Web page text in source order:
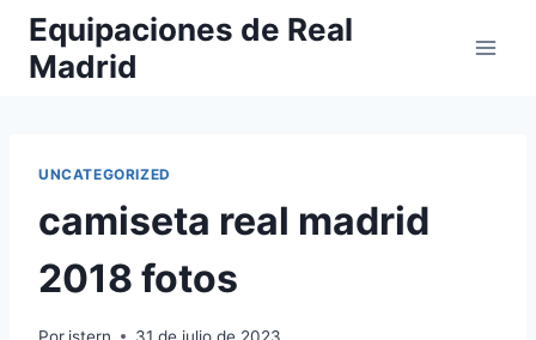
Saltar
contenido
Equipaciones de Real
Madrid
UNCATEGORIZED
camiseta real madrid
2018 fotos
Por istern 31 de julio de 2023